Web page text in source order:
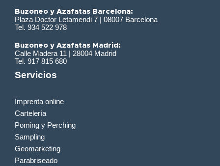
Buzoneo y Azafatas Barcelona:
Plaza Doctor Letamendi 7 | 08007 Barcelona
Tel. 934 522 978
Buzoneo y Azafatas Madrid:
Calle Madera 11 | 28004 Madrid
Tel. 917 815 680
Servicios
Imprenta online
Cartelería
Poming y Perching
Sampling
Geomarketing
Parabriseado